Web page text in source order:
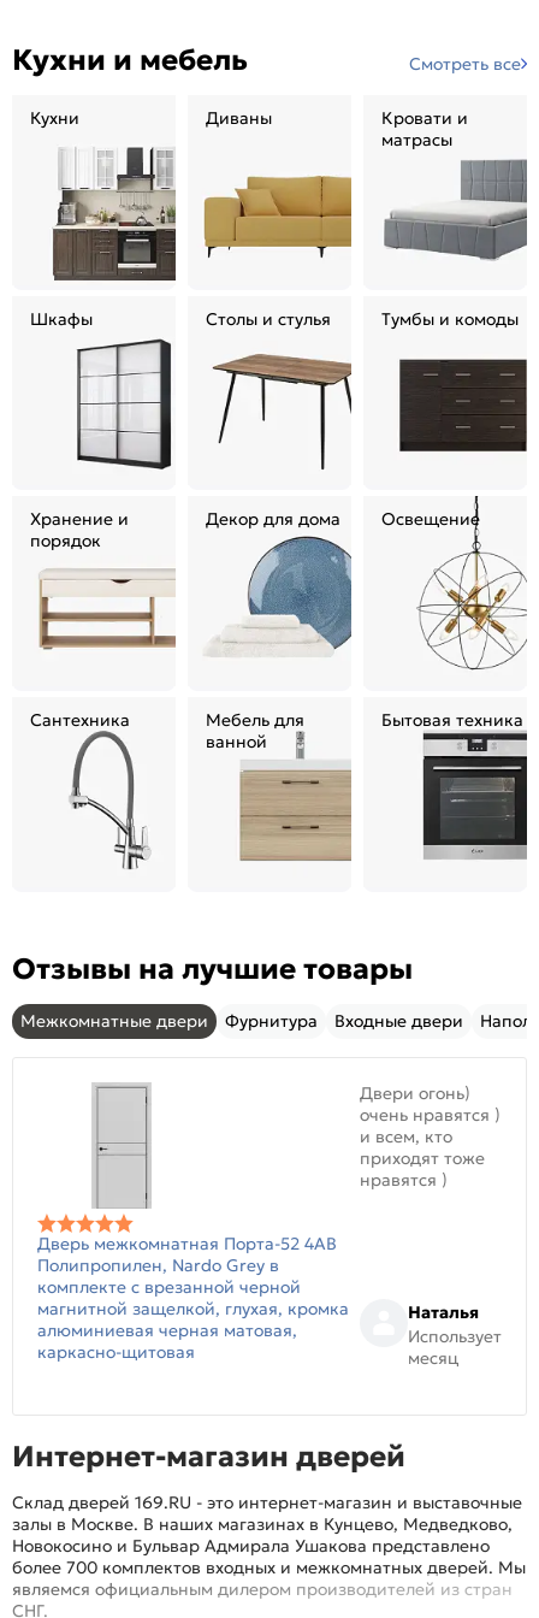
Кухни и мебель Смотреть все
Кухни Диваны
Кровати и
матрасы
Шкафы Столы и стулья Тумбы и комоды
Хранение и
порядок
Декор для дома Освещение
Сантехника
Мебель для
ванной
Бытовая техника
Отзывы на лучшие товары
Межкомнатные двери Фурнитура Входные двери
Дверь межкомнатная Порта-52 4AB
Полипропилен, Nardo Grey в
комплекте с врезанной черной
магнитной защелкой, глухая, кромка
алюминиевая черная матовая,
каркасно-щитовая
Двери огонь)
очень нравятся )
и всем, кто
приходят тоже
нравятся )
Наталья
Использует
месяц
Интернет-магазин дверей
Склад дверей 169.RU - это интернет-магазин и выставочные
залы в Москве. В наших магазинах в Кунцево, Медведково,
Новокосино и Бульвар Адмирала Ушакова представлено
более 700 комплектов входных и межкомнатных дверей. Мы
являемся официальным дилером производителей из стран
СНГ.